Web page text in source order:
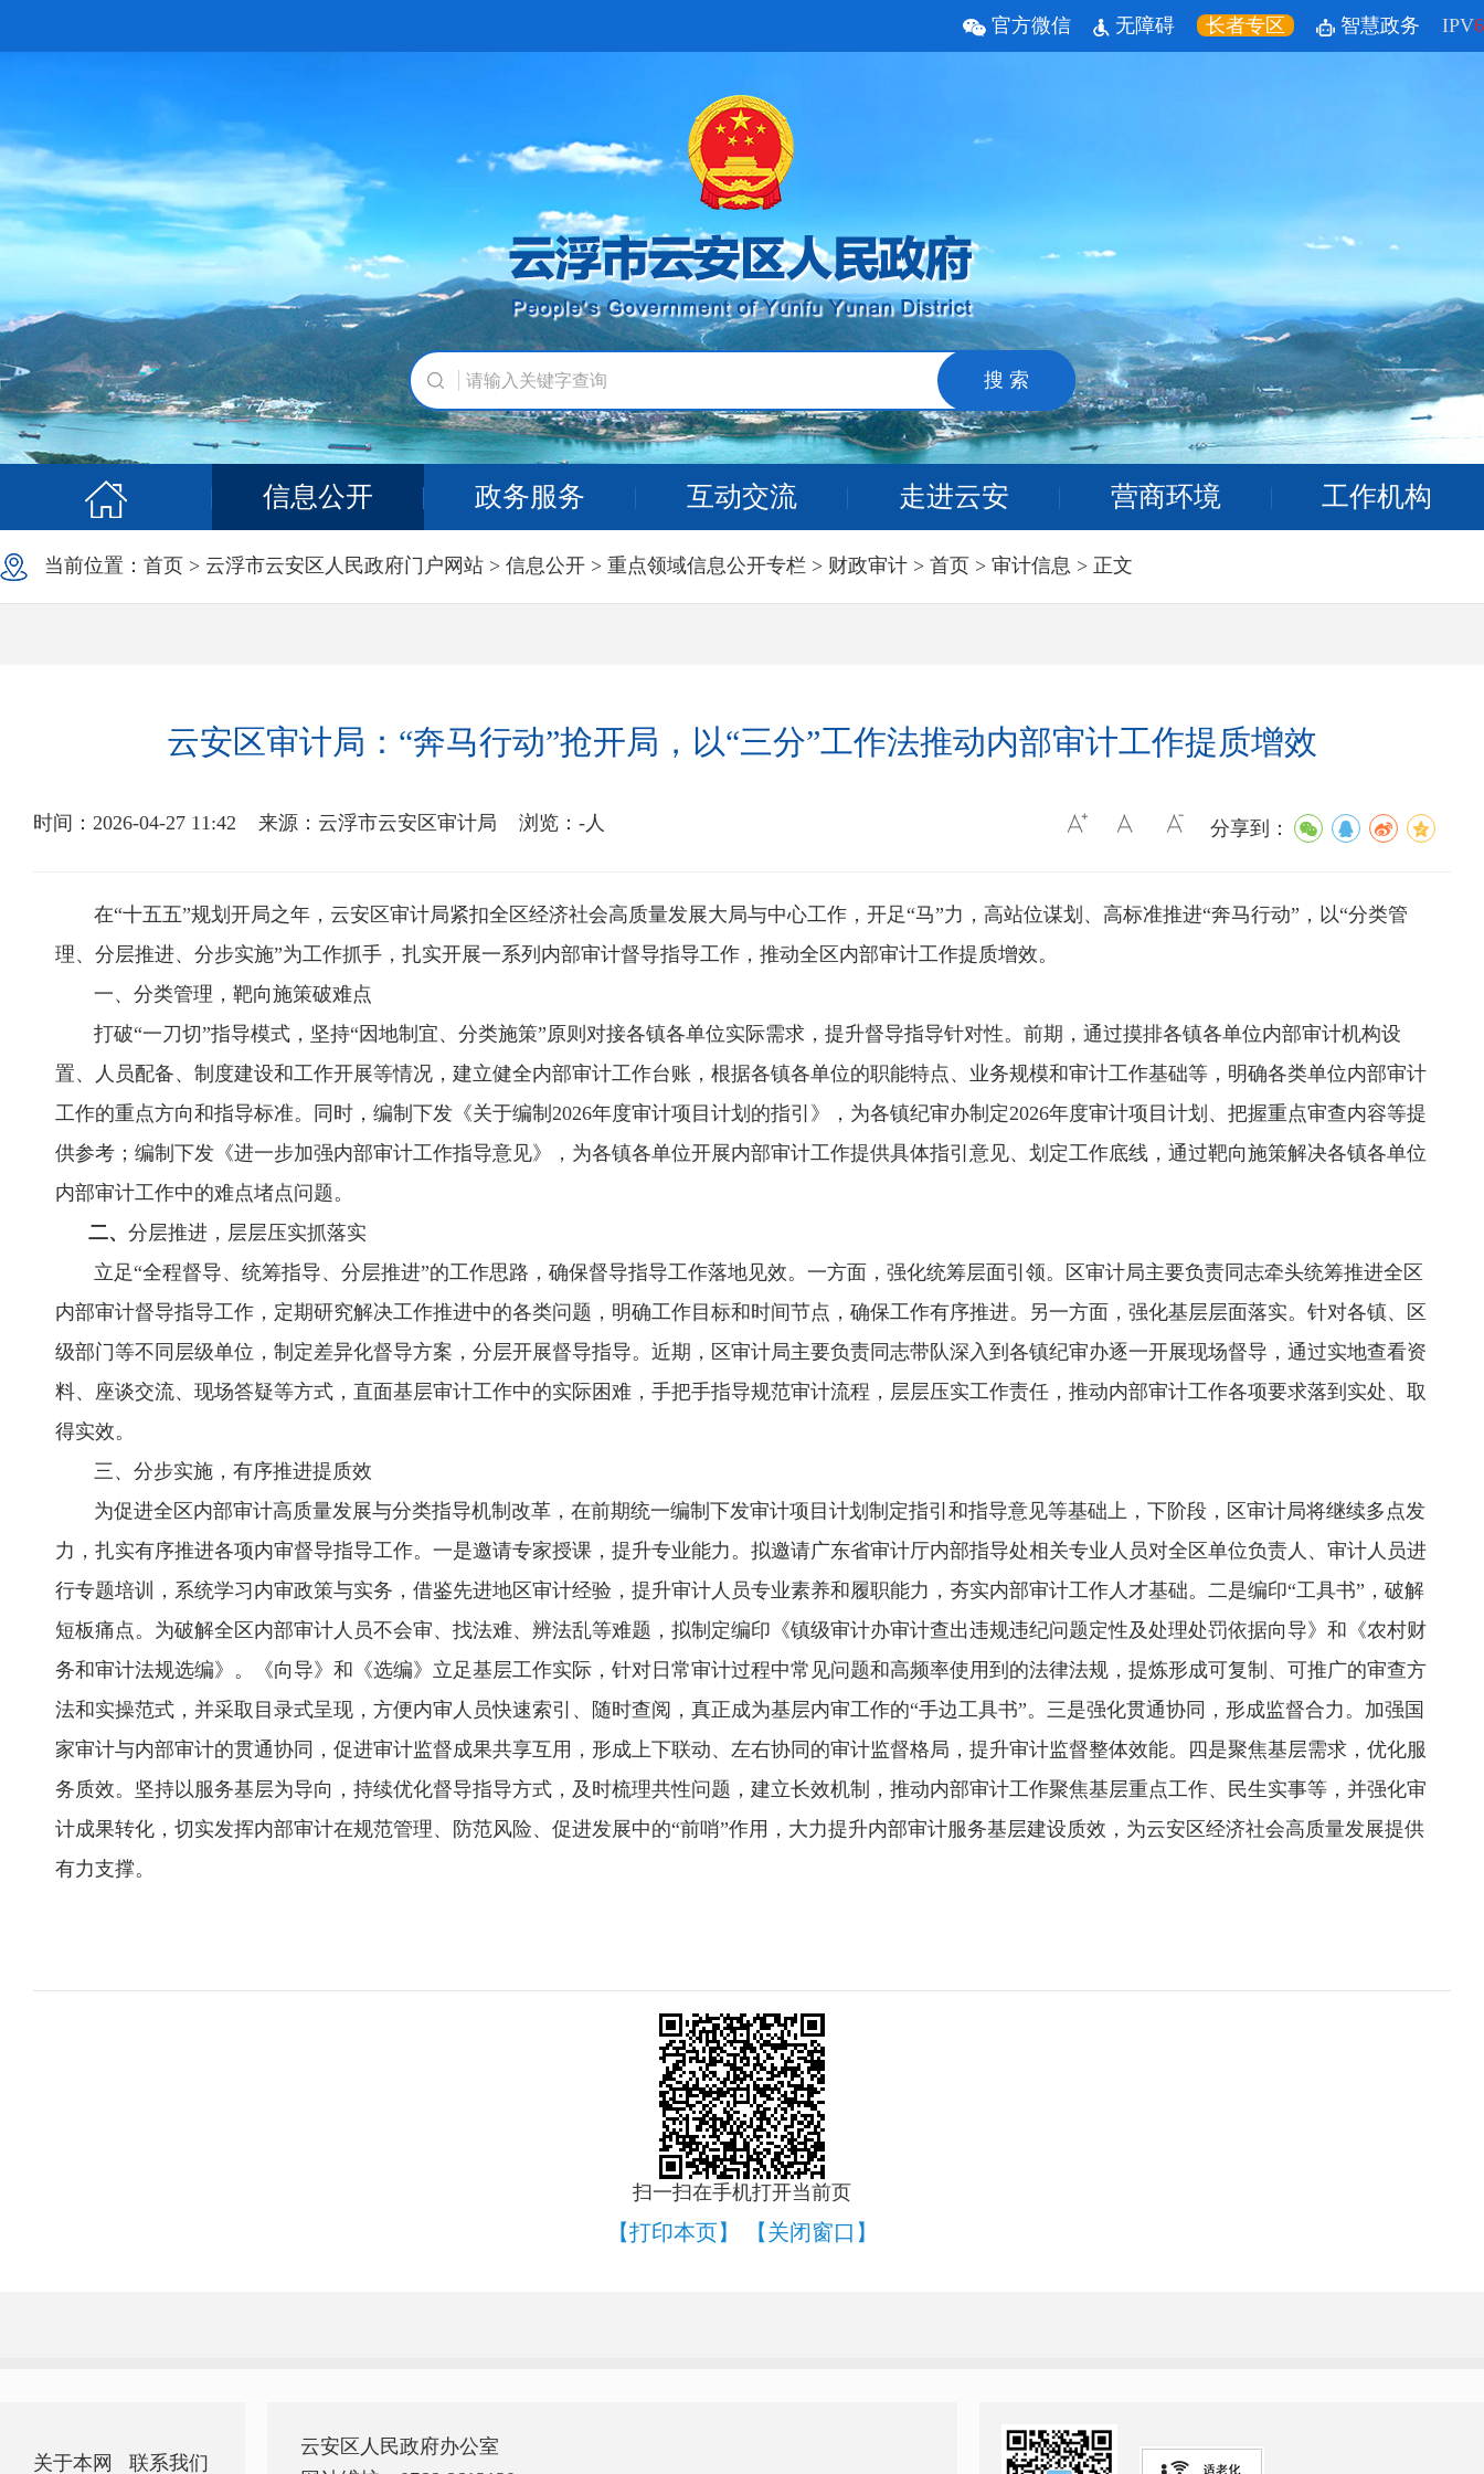
官方微信 无障碍 长者专区 智慧政务 IPV6
搜 索
信息公开 政务服务 互动交流 走进云安 营商环境 工作机构
当前位置： 首页 > 云浮市云安区人民政府门户网站 > 信息公开 > 重点领域信息公开专栏 > 财政审计 > 首页 > 审计信息 > 正文
云安区审计局：“奔马行动”抢开局，以“三分”工作法推动内部审计工作提质增效
时间：2026-04-27 11:42 来源：云浮市云安区审计局 浏览： -人 分享到：
在“十五五”规划开局之年，云安区审计局紧扣全区经济社会高质量发展大局与中心工作，开足“马”力，高站位谋划、高标准推进“奔马行动”，以“分类管
理、分层推进、分步实施”为工作抓手，扎实开展一系列内部审计督导指导工作，推动全区内部审计工作提质增效。
一、分类管理，靶向施策破难点
打破“一刀切”指导模式，坚持“因地制宜、分类施策”原则对接各镇各单位实际需求，提升督导指导针对性。前期，通过摸排各镇各单位内部审计机构设
置、人员配备、制度建设和工作开展等情况，建立健全内部审计工作台账，根据各镇各单位的职能特点、业务规模和审计工作基础等，明确各类单位内部审计
工作的重点方向和指导标准。同时，编制下发《关于编制2026年度审计项目计划的指引》，为各镇纪审办制定2026年度审计项目计划、把握重点审查内容等提
供参考；编制下发《进一步加强内部审计工作指导意见》，为各镇各单位开展内部审计工作提供具体指引意见、划定工作底线，通过靶向施策解决各镇各单位
内部审计工作中的难点堵点问题。
二、 分层推进，层层压实抓落实
立足 “全程督导、统筹指导、分层推进”的工作思路，确保督导指导工作落地见效。 一方面， 强化统筹层面引领。区审计局主要负责同志牵头统筹推进全区
内部审计督导指导工作，定期研究解决工作推进中的各类问题，明确工作目标和时间节点，确保工作有序推进。 另一方面， 强化基层层面落实。 针对各镇、
区
级部门等不同层级单位，制定差异化督导方案，分层开展督导指导。 近期，区审计局主要负责同志带队深入到各镇纪审办逐一开展现场督导， 通过实地查看资
料、座谈交流、现场答疑等方式，直面基层审计工作中的实际困难，手把手指导规范审计流程，层层压实工作责任，推动内部审计工作各项要求落到实处、取
得实效。
三、分步实施，有序推进提质效
为促进全区内部审计高质量发展与分类指导机制改革，在前期统一编制下发审计项目计划 制定指引和指导意见等基础上，下阶段，区审计局将继续多点发
力，扎实有序推进各项内审督导指导工作。 一是邀请专家授课，提升专业能力。拟邀请广东省审计厅内部指导处相关专业人员对全区单位负责人、审计人员进
行专题培训，系统学习内审政策与实务，借鉴先进地区审计经验，提升审计人员专业素养和履职能力，夯实内部审计工作人才基础。 二是编印“工具书”， 破解
短板痛点。为破解全区内部审计人员不会审、找法难、辨法乱等难题，拟制定编印《镇级审计办审计查出违规违纪问题定性及处理处罚依据向导》和《农村财
务和审计法规选编》。
《向导》 和《选编》立足基层工作实际，针对日常审计过程中常见问题和高频率使用到的法律法规，提炼形成可复制、可推广的审查方
法和实操范式，并采取目录式呈现，方便内审人员快速索引、随时查阅，真正成为基层内审工作的“手边工具书”。 三是强化贯通协同，形成监督合力。加强国
家审计与内部审计的贯通协同，促进审计监督成果共享互用，形成上下联动、左右协同的审计监督格局 ，提升审计监督整体效能。 四是聚焦基层需求，优化服
务质效。坚持以服务基层为导向，持续优化督导指导方式，及时梳理共性问题，建立长效机制，推动内部审计工作聚焦基层重点工作、民生实事等，并强化审
计成果转化，切实发挥内部审计在规范管理、防范风险、促进发展中的“前哨”作用，大力提升内部审计服务基层建设质效，为云安区经济社会高质量发展提供
有力支撑。
扫一扫在手机打开当前页
【打印本页】 【关闭窗口】
关于本网 联系我们
云安区人民政府办公室